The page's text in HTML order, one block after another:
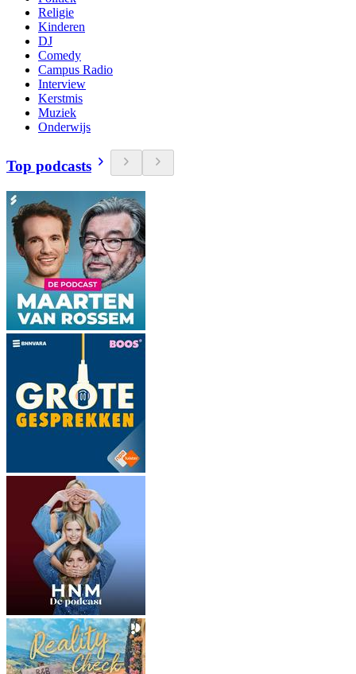
Religie
Kinderen
DJ
Comedy
Campus Radio
Interview
Kerstmis
Muziek
Onderwijs
Top podcasts